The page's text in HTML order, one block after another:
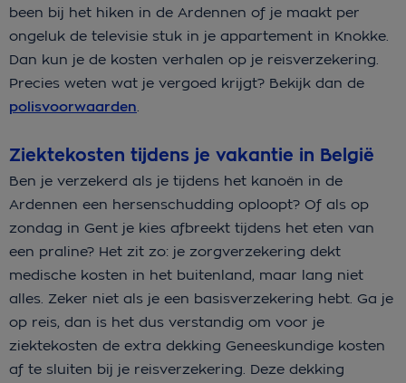
been bij het hiken in de Ardennen of je maakt per
ongeluk de televisie stuk in je appartement in Knokke.
Dan kun je de kosten verhalen op je reisverzekering.
Precies weten wat je vergoed krijgt? Bekijk dan de
polisvoorwaarden
Ziektekosten tijdens je vakantie in België
Ben je verzekerd als je tijdens het kanoën in de
Ardennen een hersenschudding oploopt? Of als op
zondag in Gent je kies afbreekt tijdens het eten van
een praline? Het zit zo: je zorgverzekering dekt
medische kosten in het buitenland, maar lang niet
alles. Zeker niet als je een basisverzekering hebt. Ga je
op reis, dan is het dus verstandig om voor je
ziektekosten de extra dekking Geneeskundige kosten
af te sluiten bij je reisverzekering. Deze dekking